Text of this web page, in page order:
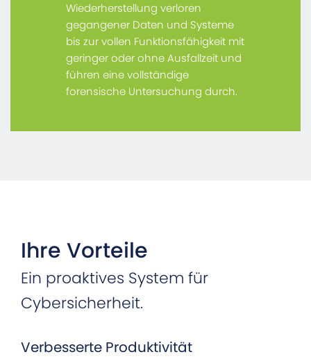
Wiederherstellung verloren
gegangener Daten und Systeme
bis zur vollen Funktionsfähigkeit mit
geringer oder ohne Ausfallzeit und
führen eine vollständige
forensische Untersuchung durch.
Ihre Vorteile
Ein proaktives System für
Cybersicherheit.
Verbesserte Produktivität